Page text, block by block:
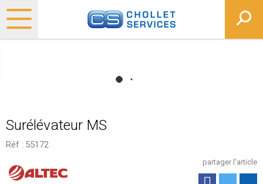
Surélévateur MS
Réf : 55172
partager l'article